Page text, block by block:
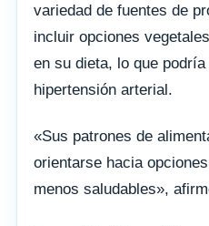
variedad de fuentes de
incluir opciones
en su dieta, lo que
hipertensión arterial.
«Sus patrones de
orientarse hacia
menos saludables»,